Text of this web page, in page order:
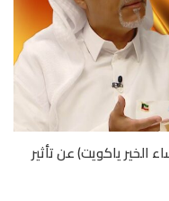
الخير ياكويت) عن تأثير